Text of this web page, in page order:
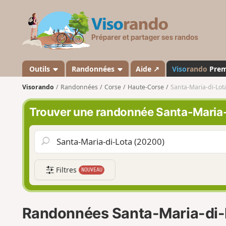
s
a
n
d
o
Outils Randonnées Aide ↗ Visorando
Visorando Randonnées Corse Haute-Corse Santa-Maria-di-
Trouver une randonnée Santa-
Filtres NOUVEAU
Randonnées Santa-Maria-